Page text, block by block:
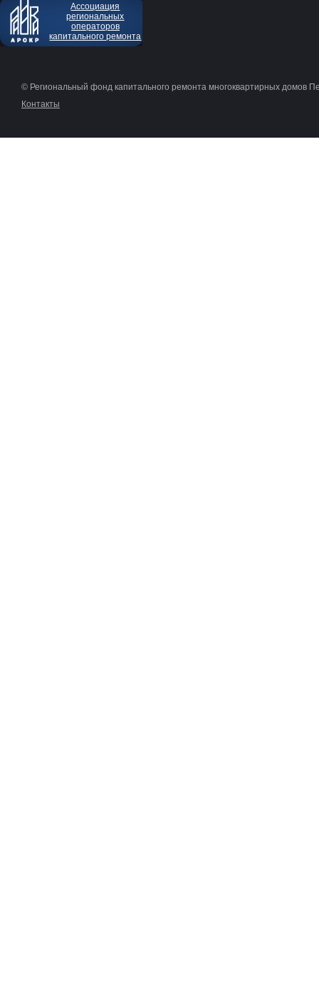
Ассоциация
региональных
операторов
капитального ремонта
© Региональный фонд капитального ремонта многоквартирных домов
Контакты